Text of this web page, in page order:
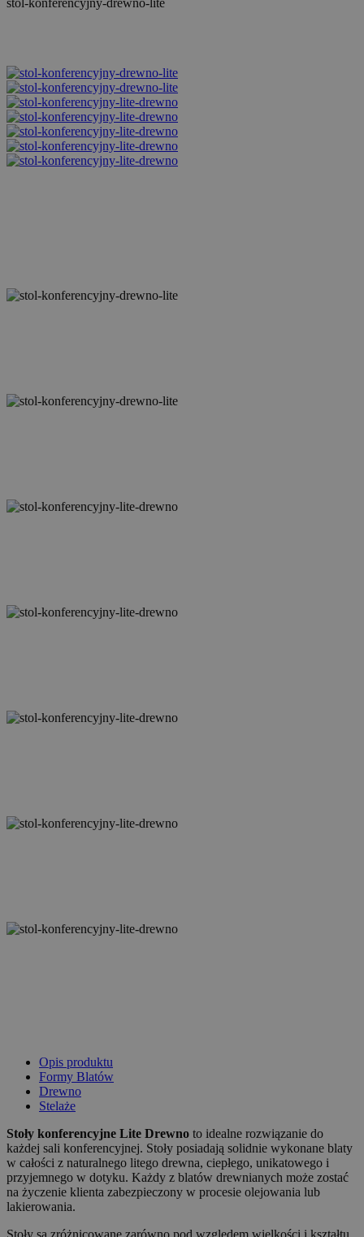
Opis produktu
Formy Blatów
Drewno
Stelaże
Stoły konferencyjne Lite Drewno to idealne rozwiązanie do
każdej sali konferencyjnej. Stoły posiadają solidnie wykonane blaty
w całości z naturalnego litego drewna, ciepłego, unikatowego i
przyjemnego w dotyku. Każdy z blatów drewnianych może zostać
na życzenie klienta zabezpieczony w procesie olejowania lub
lakierowania.
Stoły są zróżnicowane zarówno pod względem wielkości i kształtu